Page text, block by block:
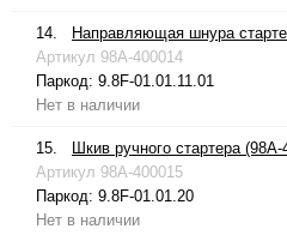
14.
Направляющая шнура
Артикул 98A-400014
Паркод: 9.8F-01.01.11.01
Нет в наличии
15.
Шкив ручного стартера (98A-
Артикул 98A-400015
Паркод: 9.8F-01.01.20
Нет в наличии